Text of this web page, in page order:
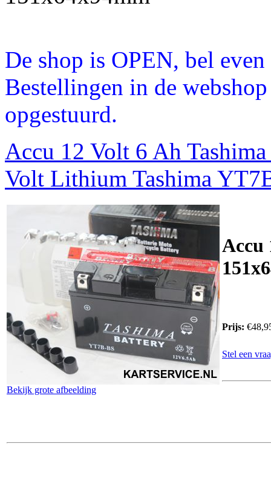
De shop is OPEN, bel
Bestellingen in de
opgestuurd.
Accu 12 Volt 6 Ah
Volt Lithium Tashima
Bekijk grote afbeelding
Accu
Prijs:
Stel een